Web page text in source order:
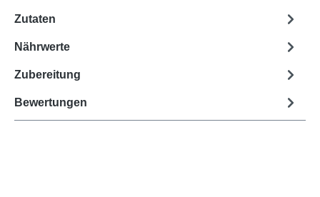
Zutaten
Nährwerte
Zubereitung
Bewertungen